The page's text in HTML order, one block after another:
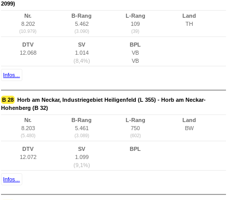
2099)
Nr.
8.202
(10.979)
B-Rang
5.462
(3.090)
L-Rang
109
(39)
Land
TH
DTV
12.068
SV
1.014
(8,4%)
BPL
VB
VB
Infos...
B 28 Horb am Neckar, Industriegebiet Heiligenfeld (L 355) - Horb am Neckar-
Hohenberg (B 32)
Nr.
8.203
(5.480)
B-Rang
5.461
(3.089)
L-Rang
750
(602)
Land
BW
DTV
12.072
SV
1.099
(9,1%)
BPL
Infos...